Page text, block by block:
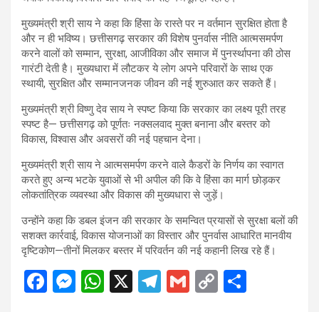
मुख्यमंत्री श्री साय ने कहा कि हिंसा के रास्ते पर न वर्तमान सुरक्षित होता है
और न ही भविष्य। छत्तीसगढ़ सरकार की विशेष पुनर्वास नीति आत्मसमर्पण
करने वालों को सम्मान, सुरक्षा, आजीविका और समाज में पुनर्स्थापना की ठोस
गारंटी देती है। मुख्यधारा में लौटकर ये लोग अपने परिवारों के साथ एक
स्थायी, सुरक्षित और सम्मानजनक जीवन की नई शुरुआत कर सकते हैं।
मुख्यमंत्री श्री विष्णु देव साय ने स्पष्ट किया कि सरकार का लक्ष्य पूरी तरह
स्पष्ट है— छत्तीसगढ़ को पूर्णतः नक्सलवाद मुक्त बनाना और बस्तर को
विकास, विश्वास और अवसरों की नई पहचान देना।
मुख्यमंत्री श्री साय ने आत्मसमर्पण करने वाले कैडरों के निर्णय का स्वागत
करते हुए अन्य भटके युवाओं से भी अपील की कि वे हिंसा का मार्ग छोड़कर
लोकतांत्रिक व्यवस्था और विकास की मुख्यधारा से जुड़ें।
उन्होंने कहा कि डबल इंजन की सरकार के समन्वित प्रयासों से सुरक्षा बलों की
सशक्त कार्रवाई, विकास योजनाओं का विस्तार और पुनर्वास आधारित मानवीय
दृष्टिकोण—तीनों मिलकर बस्तर में परिवर्तन की नई कहानी लिख रहे हैं।
F
M W X
T
G
C